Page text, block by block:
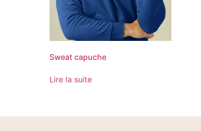
Sweat capuche
Lire la suite